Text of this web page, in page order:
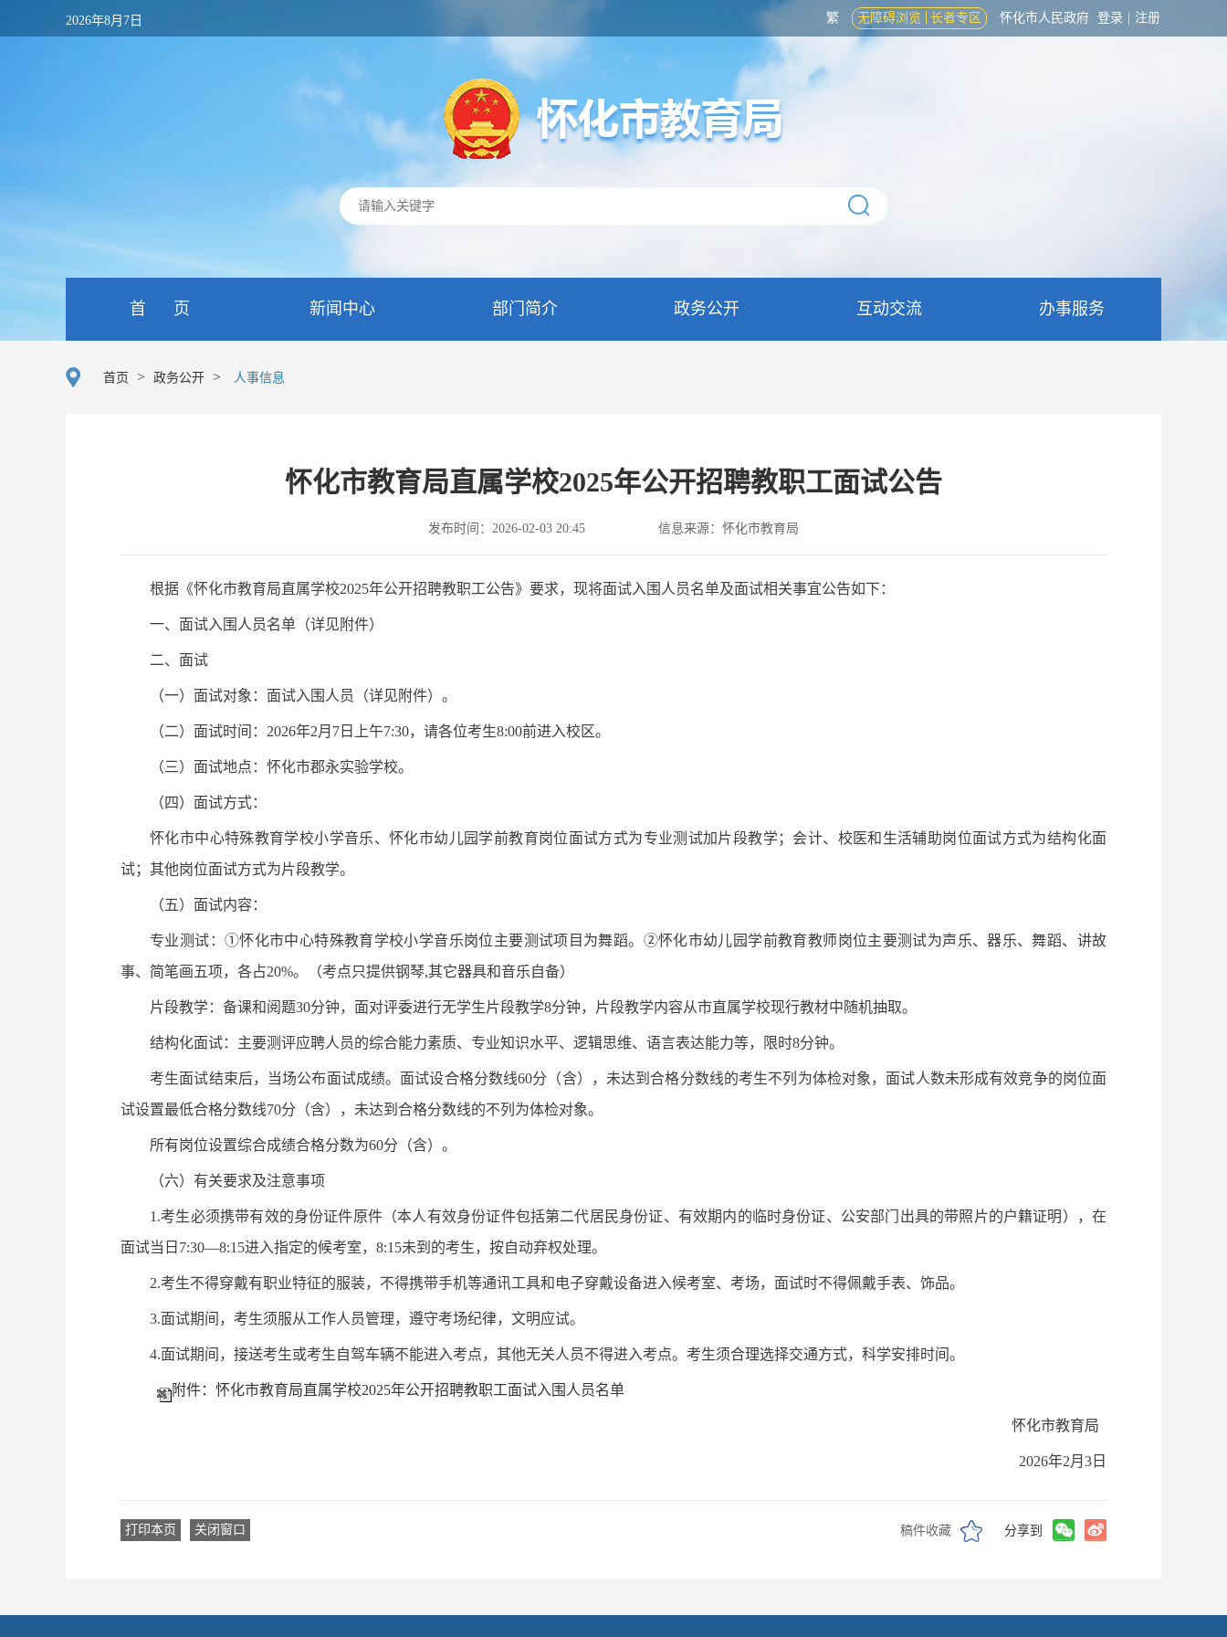
2026年8月7日 繁 无障碍浏览 长者专区 怀化市人民政府 登录 注册
首 页 新闻中心 部门简介 政务公开 互动交流 办事服务
首页 > 政务公开 > 人事信息
怀化市教育局直属学校2025年公开招聘教职工面试公告
发布时间：2026-02-03 20:45 信息来源：怀化市教育局
根据《怀化市教育局直属学校2025年公开招聘教职工公告》要求，现将面试入围人员名单及面试相关事宜公告如下：
一、面试入围人员名单（详见附件）
二、面试
（一）面试对象：面试入围人员（详见附件）。
（二）面试时间：2026年2月7日上午7:30，请各位考生8:00前进入校区。
（三）面试地点：怀化市郡永实验学校。
（四）面试方式：
怀化市中心特殊教育学校小学音乐、怀化市幼儿园学前教育岗位面试方式为专业测试加片段教学；会计、校医和生活辅助岗位面试方式为结构化面
试；其他岗位面试方式为片段教学。
（五）面试内容：
专业测试：①怀化市中心特殊教育学校小学音乐岗位主要测试项目为舞蹈。②怀化市幼儿园学前教育教师岗位主要测试为声乐、器乐、舞蹈、讲故
事、简笔画五项，各占20%。（考点只提供钢琴,其它器具和音乐自备）
片段教学：备课和阅题30分钟，面对评委进行无学生片段教学8分钟，片段教学内容从市直属学校现行教材中随机抽取。
结构化面试：主要测评应聘人员的综合能力素质、专业知识水平、逻辑思维、语言表达能力等，限时8分钟。
考生面试结束后，当场公布面试成绩。面试设合格分数线60分（含），未达到合格分数线的考生不列为体检对象，面试人数未形成有效竞争的岗位面
试设置最低合格分数线70分（含），未达到合格分数线的不列为体检对象。
所有岗位设置综合成绩合格分数为60分（含）。
（六）有关要求及注意事项
1.考生必须携带有效的身份证件原件（本人有效身份证件包括第二代居民身份证、有效期内的临时身份证、公安部门出具的带照片的户籍证明），在
面试当日7:30—8:15进入指定的候考室，8:15未到的考生，按自动弃权处理。
2.考生不得穿戴有职业特征的服装，不得携带手机等通讯工具和电子穿戴设备进入候考室、考场，面试时不得佩戴手表、饰品。
3.面试期间，考生须服从工作人员管理，遵守考场纪律，文明应试。
4.面试期间，接送考生或考生自驾车辆不能进入考点，其他无关人员不得进入考点。考生须合理选择交通方式，科学安排时间。
附件：怀化市教育局直属学校2025年公开招聘教职工面试入围人员名单
怀化市教育局
2026年2月3日
打印本页 关闭窗口 稿件收藏 分享到